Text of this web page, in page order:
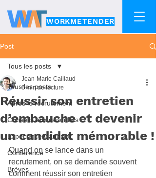
WORKMETENDER
Post
Tous les posts
Après le recrutement
Conseils aux candidats
Expérience Candidat
Conférence
Brèves
Tous les posts
Réussir son entretien
d’embauche et devenir
un candidat mémorable !
Jean-Marie Caillaud
6 min de lecture
Quand on se lance dans un
recrutement, on se demande souvent
comment réussir son entretien